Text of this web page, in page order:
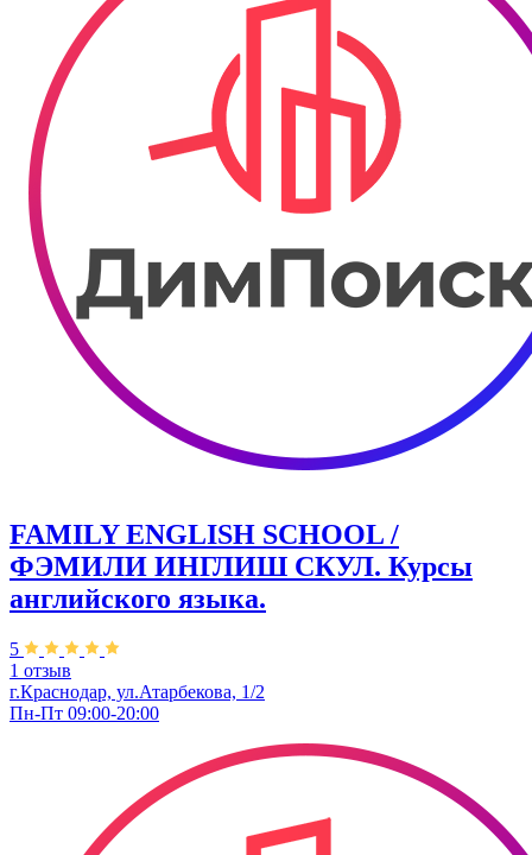
FAMILY ENGLISH SCHOOL /
ФЭМИЛИ ИНГЛИШ СКУЛ. Курсы
английского языка.
5
1 отзыв
г.Краснодар, ул.Атарбекова, 1/2
Пн-Пт 09:00-20:00